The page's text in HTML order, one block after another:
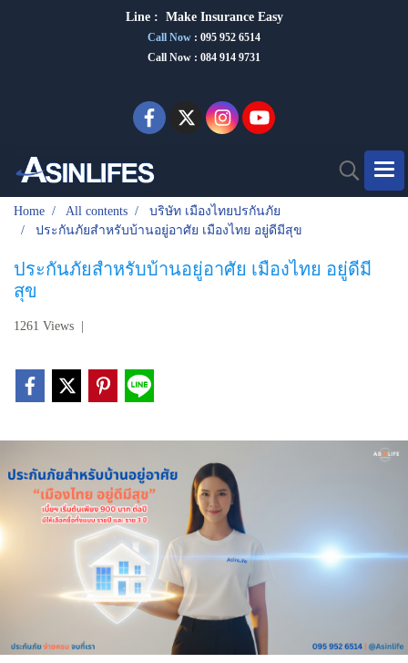
Line : Make Insurance Easy
Call Now : 095 952 6514
Call Now : 084 914 9731
Home All contents
บริษัท เมืองไทยปรกันภัย
ประกันภัยสำหรับบ้านอยู่อาศัย เมืองไทย อยู่ดีมีสุข
ประกันภัยสำหรับบ้านอยู่อาศัย เมืองไทย อยู่ดีมี
สุข
1261 Views